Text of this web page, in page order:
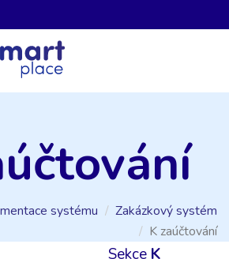
systému
Zakázkový systém
K zaúčtování
Sekce K